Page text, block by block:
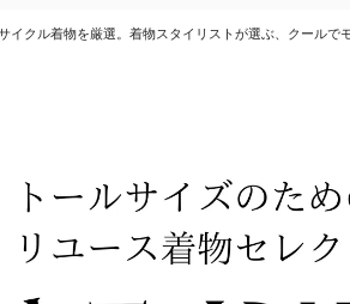
イクル着物を厳選。着物スタイリストが選ぶ、クール